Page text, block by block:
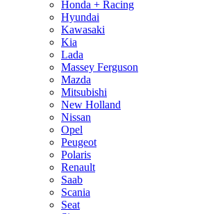
Honda + Racing
Hyundai
Kawasaki
Kia
Lada
Massey Ferguson
Mazda
Mitsubishi
New Holland
Nissan
Opel
Peugeot
Polaris
Renault
Saab
Scania
Seat